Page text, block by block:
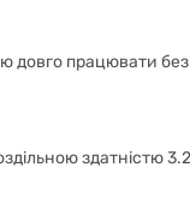
працювати
здатністю